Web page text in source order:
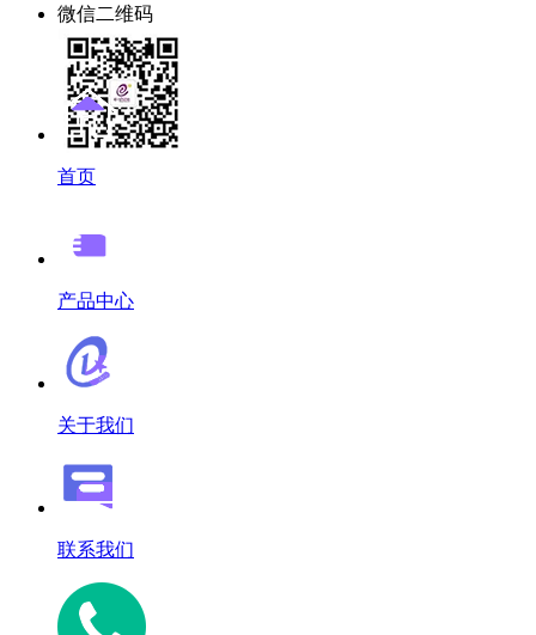
微信二维码
首页
产品中心
关于我们
联系我们